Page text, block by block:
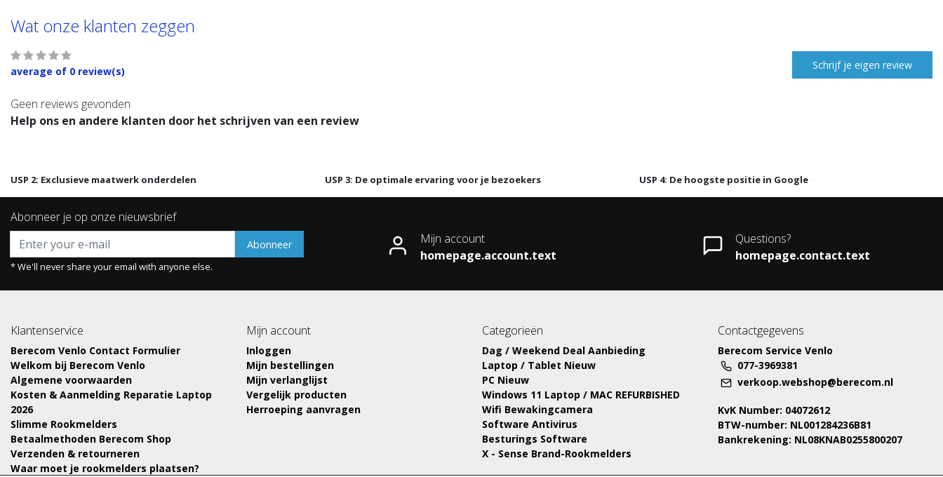
Wat onze klanten zeggen
average of 0 review(s) Schrijf je eigen review
Geen reviews gevonden
Help ons en andere klanten door het schrijven van een review
USP 2: Exclusieve maatwerk onderdelen USP 3: De optimale ervaring voor je bezoekers USP 4: De hoogste positie in Google
Abonneer je op onze nieuwsbrief
Abonneer
* We'll never share your email with anyone else.
Mijn account
homepage.account.text
Questions?
homepage.contact.text
Klantenservice
Berecom Venlo Contact Formulier
Welkom bij Berecom Venlo
Algemene voorwaarden
Kosten & Aanmelding Reparatie Laptop
2026
Slimme Rookmelders
Betaalmethoden Berecom Shop
Verzenden & retourneren
Waar moet je rookmelders plaatsen?
Mijn account
Inloggen
Mijn bestellingen
Mijn verlanglijst
Vergelijk producten
Herroeping aanvragen
Categorieën
Dag / Weekend Deal Aanbieding
Laptop / Tablet Nieuw
PC Nieuw
Windows 11 Laptop / MAC REFURBISHED
Wifi Bewakingcamera
Software Antivirus
Besturings Software
X - Sense Brand-Rookmelders
Contactgegevens
Berecom Service Venlo
077-3969381
verkoop.webshop@berecom.nl
KvK Number: 04072612
BTW-number: NL001284236B81
Bankrekening: NL08KNAB0255800207